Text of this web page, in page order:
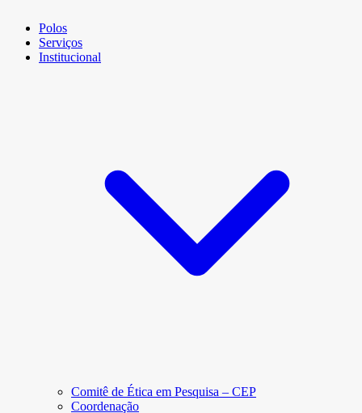
Polos
Serviços
Institucional
Comitê de Ética em Pesquisa – CEP
Coordenação